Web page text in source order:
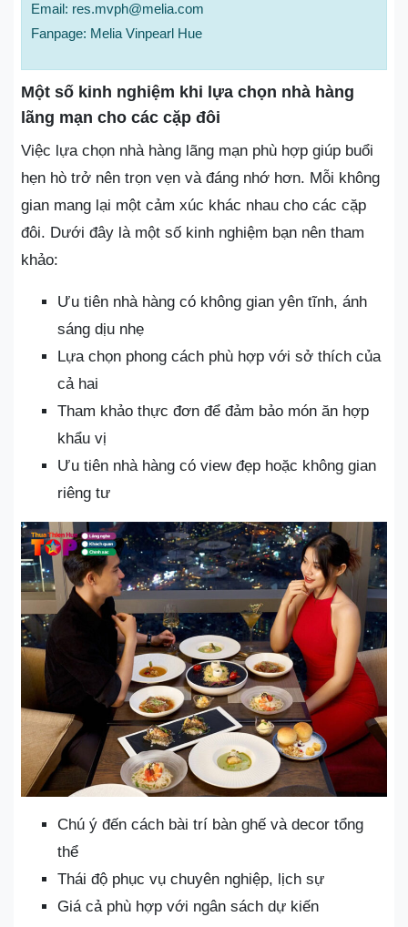
Email: res.mvph@melia.com
Fanpage: Melia Vinpearl Hue
Một số kinh nghiệm khi lựa chọn nhà hàng
lãng mạn cho các cặp đôi
Việc lựa chọn nhà hàng lãng mạn phù hợp giúp buổi
hẹn hò trở nên trọn vẹn và đáng nhớ hơn. Mỗi không
gian mang lại một cảm xúc khác nhau cho các cặp
đôi. Dưới đây là một số kinh nghiệm bạn nên tham
khảo:
Ưu tiên nhà hàng có không gian yên tĩnh, ánh
sáng dịu nhẹ
Lựa chọn phong cách phù hợp với sở thích của
cả hai
Tham khảo thực đơn để đảm bảo món ăn hợp
khẩu vị
Ưu tiên nhà hàng có view đẹp hoặc không gian
riêng tư
Chú ý đến cách bài trí bàn ghế và decor tổng
thể
Thái độ phục vụ chuyên nghiệp, lịch sự
Giá cả phù hợp với ngân sách dự kiến